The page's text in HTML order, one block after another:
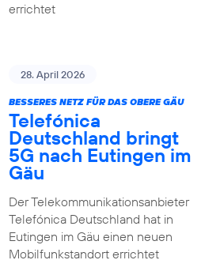
errichtet
28. April 2026
BESSERES NETZ FÜR DAS OBERE GÄU
Telefónica
Deutschland bringt
5G nach Eutingen im
Gäu
Der Telekommunikationsanbieter
Telefónica Deutschland hat in
Eutingen im Gäu einen neuen
Mobilfunkstandort errichtet